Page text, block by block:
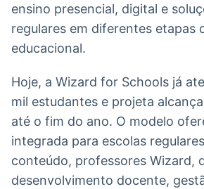
plataforma
analisar
de
no Brasil
IA
Em breve
ensino presencial, digital e
regulares em diferentes etapas
educacional.
Hoje, a Wizard for Schools já
mil estudantes e projeta
até o fim do ano. O modelo
integrada para escolas
conteúdo, professores Wizard,
desenvolvimento docente,